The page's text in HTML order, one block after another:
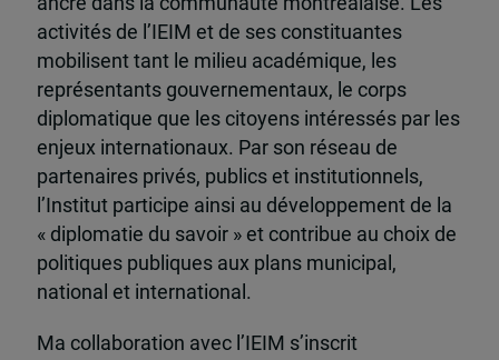
activités de l’IEIM et de ses constituantes
mobilisent tant le milieu académique, les
représentants gouvernementaux, le corps
diplomatique que les citoyens intéressés par les
enjeux internationaux. Par son réseau de
partenaires privés, publics et institutionnels,
l’Institut participe ainsi au développement de la
« diplomatie du savoir » et contribue au choix de
politiques publiques aux plans municipal,
national et international.
Ma collaboration avec l’IEIM s’inscrit